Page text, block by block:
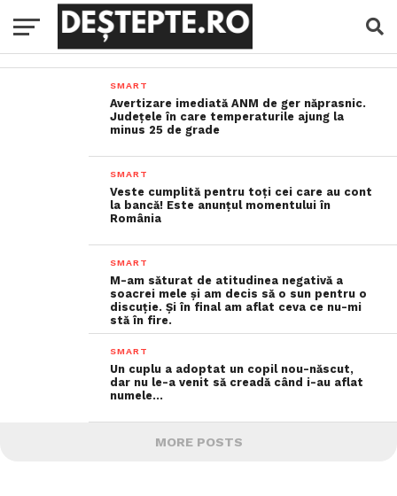
SMART
Avertizare imediată ANM de ger năprasnic.
Judeţele în care temperaturile ajung la
minus 25 de grade
SMART
Veste cumplită pentru toți cei care au cont
la bancă! Este anunțul momentului în
România
SMART
M-am săturat de atitudinea negativă a
soacrei mele și am decis să o sun pentru o
discuție. Și în final am aflat ceva ce nu-mi
stă în fire.
SMART
Un cuplu a adoptat un copil nou-născut,
dar nu le-a venit să creadă când i-au aflat
numele…
MORE POSTS